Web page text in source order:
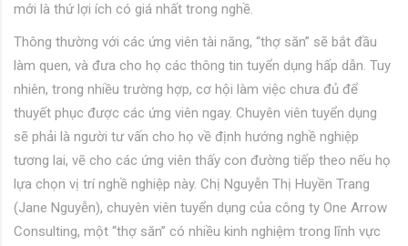
mới là thứ lợi ích có giá nhất trong nghề.
Thông thường với các ứng viên tài năng, “thợ săn” sẽ bắt đầu
làm quen, và đưa cho họ các thông tin tuyển dụng hấp dẫn. Tuy
nhiên, trong nhiều trường hợp, cơ hội làm việc chưa đủ để
thuyết phục được các ứng viên ngay. Chuyên viên tuyển dụng
sẽ phải là người tư vấn cho họ về định hướng nghề nghiệp
tương lai, vẽ cho các ứng viên thấy con đường tiếp theo nếu họ
lựa chọn vị trí nghề nghiệp này. Chị Nguyễn Thị Huyền Trang
(Jane Nguyễn), chuyên viên tuyển dụng của công ty One Arrow
Consulting, một “thợ săn” có nhiều kinh nghiệm trong lĩnh vực